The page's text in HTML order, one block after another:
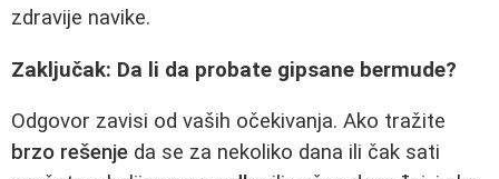
zdravije navike.
Zaključak: Da li da probate gipsane bermude?
Odgovor zavisi od vaših očekivanja. Ako tražite
brzo rešenje da se za nekoliko dana ili čak sati